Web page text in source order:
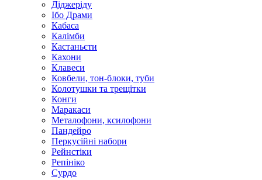
Діджеріду
Ібо Драми
Кабаса
Калімби
Кастаньєти
Кахони
Клавеси
Ковбели, тон-блоки, туби
Колотушки та трещітки
Конги
Маракаси
Металофони, ксилофони
Пандейро
Перкусійні набори
Рейнстіки
Репініко
Сурдо